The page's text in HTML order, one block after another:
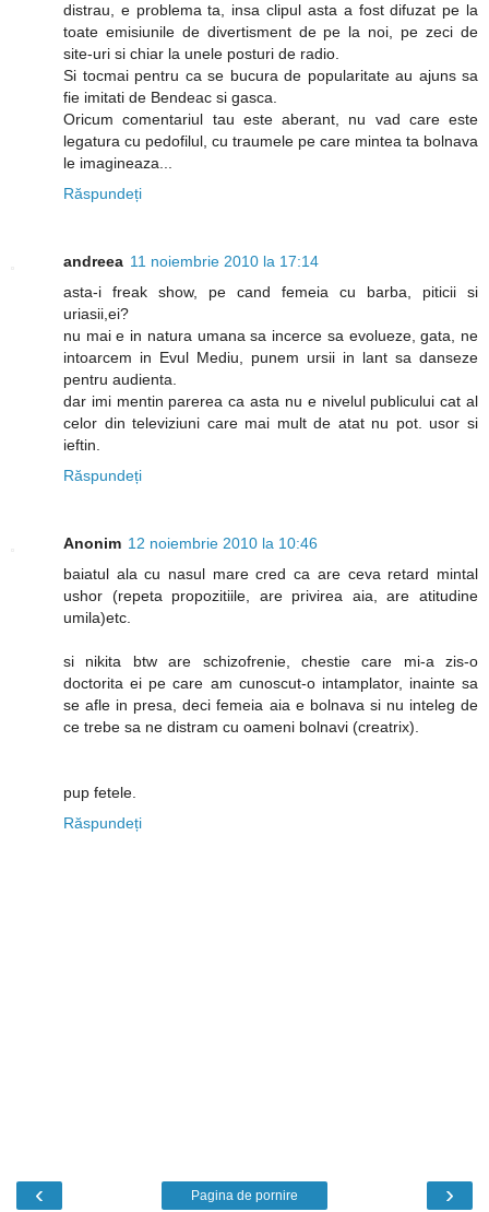
distrau, e problema ta, insa clipul asta a fost difuzat pe la
toate emisiunile de divertisment de pe la noi, pe zeci de
site-uri si chiar la unele posturi de radio.
Si tocmai pentru ca se bucura de popularitate au ajuns sa
fie imitati de Bendeac si gasca.
Oricum comentariul tau este aberant, nu vad care este
legatura cu pedofilul, cu traumele pe care mintea ta bolnava
le imagineaza...
Răspundeți
andreea 11 noiembrie 2010 la 17:14
asta-i freak show, pe cand femeia cu barba, piticii si
uriasii,ei?
nu mai e in natura umana sa incerce sa evolueze, gata, ne
intoarcem in Evul Mediu, punem ursii in lant sa danseze
pentru audienta.
dar imi mentin parerea ca asta nu e nivelul publicului cat al
celor din televiziuni care mai mult de atat nu pot. usor si
ieftin.
Răspundeți
Anonim 12 noiembrie 2010 la 10:46
baiatul ala cu nasul mare cred ca are ceva retard mintal
ushor (repeta propozitiile, are privirea aia, are atitudine
umila)etc.
si nikita btw are schizofrenie, chestie care mi-a zis-o
doctorita ei pe care am cunoscut-o intamplator, inainte sa
se afle in presa, deci femeia aia e bolnava si nu inteleg de
ce trebe sa ne distram cu oameni bolnavi (creatrix).
pup fetele.
Răspundeți
‹ ›
Pagina de pornire